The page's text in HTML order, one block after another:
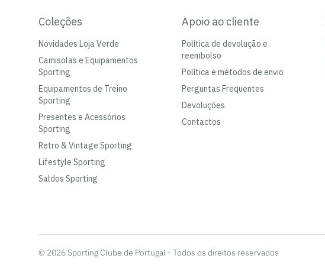
Coleções
Novidades Loja Verde
Camisolas e Equipamentos
Sporting
Equipamentos de Treino
Sporting
Presentes e Acessórios
Sporting
Retro & Vintage Sporting
Lifestyle Sporting
Saldos Sporting
Apoio ao cliente
Política de devolução e
reembolso
Política e métodos de envio
Perguntas Frequentes
Devoluções
Contactos
© 2026 Sporting Clube de Portugal - Todos os direitos reservados